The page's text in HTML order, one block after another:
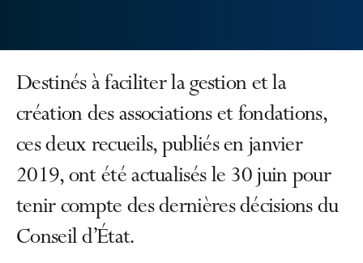
Destinés à faciliter la gestion et la
création des associations et fondations,
ces deux recueils, publiés en janvier
2019, ont été actualisés le 30 juin pour
tenir compte des dernières décisions du
Conseil d’État.